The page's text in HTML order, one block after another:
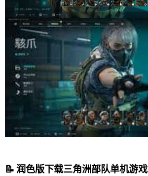
📝 润色版下载三角洲部队单机游戏